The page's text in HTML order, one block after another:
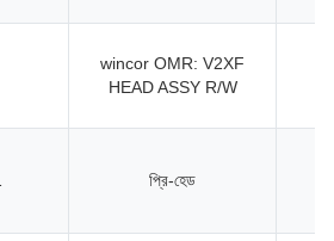
wincor OMR: V2XF
HEAD ASSY R/W
প্রি-হেড